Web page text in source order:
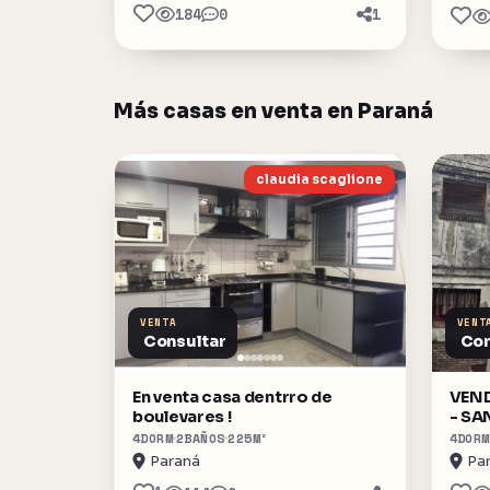
184 0 1
Más casas en venta en Paraná
claudia scaglione
VENTA
Consultar
En venta casa dentrro de
boulevares !
4DORM2BAÑOS225M²
Paraná
-
4DORM